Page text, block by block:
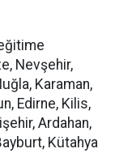
Nevşehir,
Karaman,
Edirne, Kilis,
Ardahan,
Kütahya